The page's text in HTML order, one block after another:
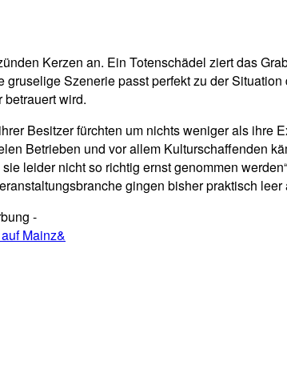
Kerzen an. Ein Totenschädel ziert das
Szenerie passt perfekt zu der Situation
wird.
Besitzer fürchten um nichts weniger als ihre
Betrieben und vor allem Kulturschaffenden
leider nicht so richtig ernst genommen
gingen bisher praktisch leer
-